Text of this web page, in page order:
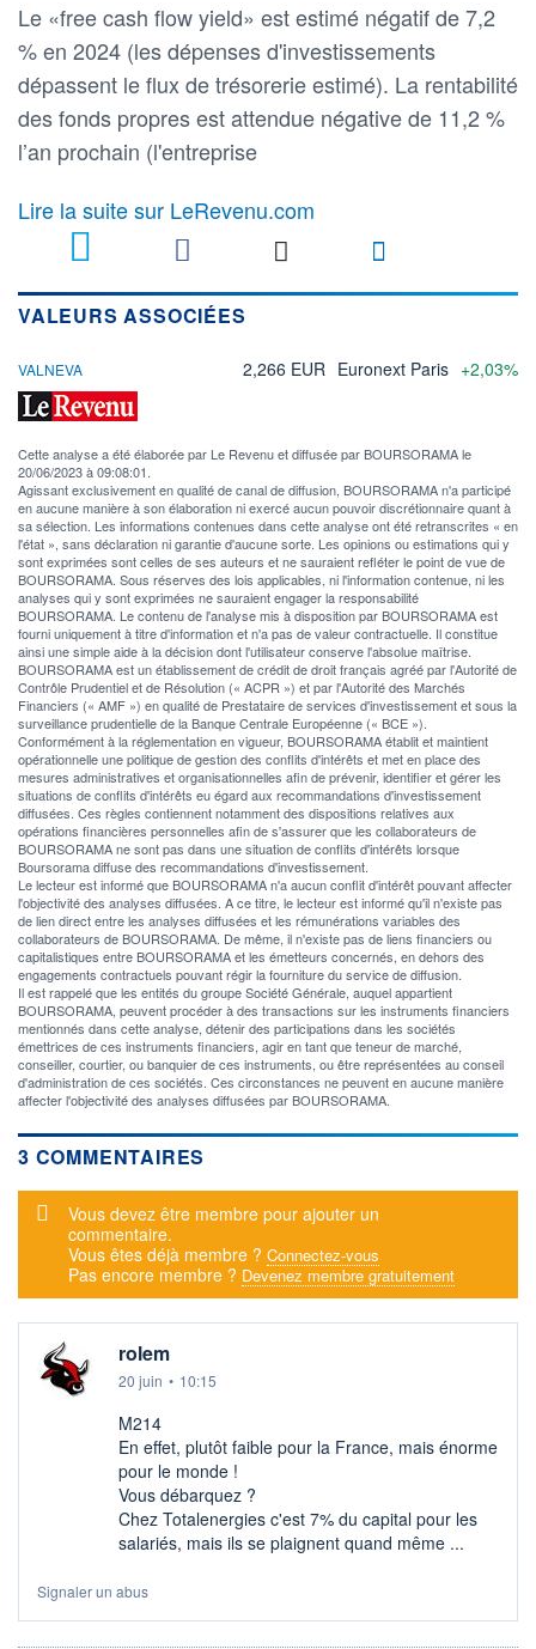
Le «free cash flow yield» est estimé négatif de 7,2
% en 2024 (les dépenses d'investissements
dépassent le flux de trésorerie estimé). La rentabilité
des fonds propres est attendue négative de 11,2 %
l’an prochain (l'entreprise
Lire la suite sur LeRevenu.com
VALEURS ASSOCIÉES
VALNEVA 2,266 EUR Euronext Paris +2,03%
Cette analyse a été élaborée par Le Revenu et diffusée par BOURSORAMA le
20/06/2023 à 09:08:01.
Agissant exclusivement en qualité de canal de diffusion, BOURSORAMA n'a participé
en aucune manière à son élaboration ni exercé aucun pouvoir discrétionnaire quant à
sa sélection. Les informations contenues dans cette analyse ont été retranscrites « en
l'état », sans déclaration ni garantie d'aucune sorte. Les opinions ou estimations qui y
sont exprimées sont celles de ses auteurs et ne sauraient refléter le point de vue de
BOURSORAMA. Sous réserves des lois applicables, ni l'information contenue, ni les
analyses qui y sont exprimées ne sauraient engager la responsabilité
BOURSORAMA. Le contenu de l'analyse mis à disposition par BOURSORAMA est
fourni uniquement à titre d'information et n'a pas de valeur contractuelle. Il constitue
ainsi une simple aide à la décision dont l'utilisateur conserve l'absolue maîtrise.
BOURSORAMA est un établissement de crédit de droit français agréé par l'Autorité de
Contrôle Prudentiel et de Résolution (« ACPR ») et par l'Autorité des Marchés
Financiers (« AMF ») en qualité de Prestataire de services d'investissement et sous la
surveillance prudentielle de la Banque Centrale Européenne (« BCE »).
Conformément à la réglementation en vigueur, BOURSORAMA établit et maintient
opérationnelle une politique de gestion des conflits d'intérêts et met en place des
mesures administratives et organisationnelles afin de prévenir, identifier et gérer les
situations de conflits d'intérêts eu égard aux recommandations d'investissement
diffusées. Ces règles contiennent notamment des dispositions relatives aux
opérations financières personnelles afin de s'assurer que les collaborateurs de
BOURSORAMA ne sont pas dans une situation de conflits d'intérêts lorsque
Boursorama diffuse des recommandations d'investissement.
Le lecteur est informé que BOURSORAMA n'a aucun conflit d'intérêt pouvant affecter
l'objectivité des analyses diffusées. A ce titre, le lecteur est informé qu'il n'existe pas
de lien direct entre les analyses diffusées et les rémunérations variables des
collaborateurs de BOURSORAMA. De même, il n'existe pas de liens financiers ou
capitalistiques entre BOURSORAMA et les émetteurs concernés, en dehors des
engagements contractuels pouvant régir la fourniture du service de diffusion.
Il est rappelé que les entités du groupe Société Générale, auquel appartient
BOURSORAMA, peuvent procéder à des transactions sur les instruments financiers
mentionnés dans cette analyse, détenir des participations dans les sociétés
émettrices de ces instruments financiers, agir en tant que teneur de marché,
conseiller, courtier, ou banquier de ces instruments, ou être représentées au conseil
d'administration de ces sociétés. Ces circonstances ne peuvent en aucune manière
affecter l'objectivité des analyses diffusées par BOURSORAMA.
3 COMMENTAIRES
Message d'alerte
Vous devez être membre pour ajouter un
commentaire.
Vous êtes déjà membre ? Connectez-vous
Pas encore membre ? Devenez membre gratuitement
rolem
20 juin • 10:15
M214
En effet, plutôt faible pour la France, mais énorme
pour le monde !
Vous débarquez ?
Chez Totalenergies c'est 7% du capital pour les
salariés, mais ils se plaignent quand même ...
Signaler un abus